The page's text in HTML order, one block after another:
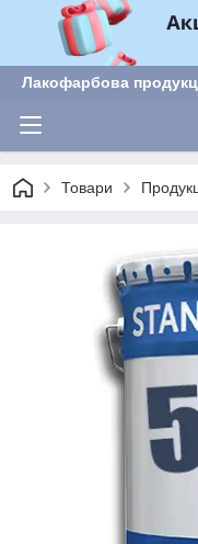
Лакофарбова
Товари